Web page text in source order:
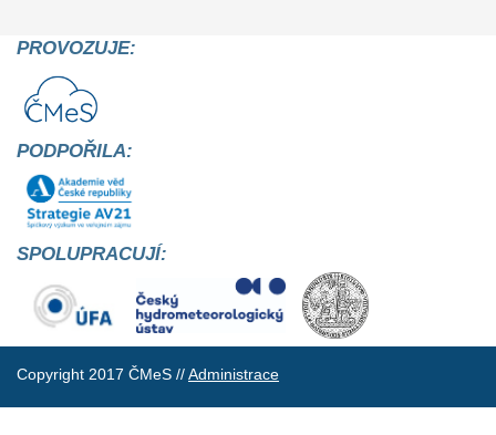
PROVOZUJE:
PODPOŘILA:
SPOLUPRACUJÍ:
Copyright 2017 ČMeS //Administrace